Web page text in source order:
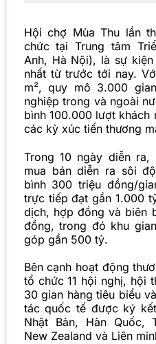
Hội chợ Mùa Thu lần
chức tại Trung tâm
Anh, Hà Nội), là sự
nhất từ trước tới nay.
m², quy mô 3.000
nghiệp trong và ngoài
bình 100.000 lượt khách
các kỳ xúc tiến thương
Trong 10 ngày diễn
mua bán diễn ra sôi
bình 300 triệu đồng/
trực tiếp đạt gần 1.000
dịch, hợp đồng và biên
đồng, trong đó khu
góp gần 500 tỷ.
Bên cạnh hoạt động
tổ chức 11 hội nghị, hội
30 gian hàng tiêu biểu
tác quốc tế được ký
Nhật Bản, Hàn Quốc,
New Zealand và Liên